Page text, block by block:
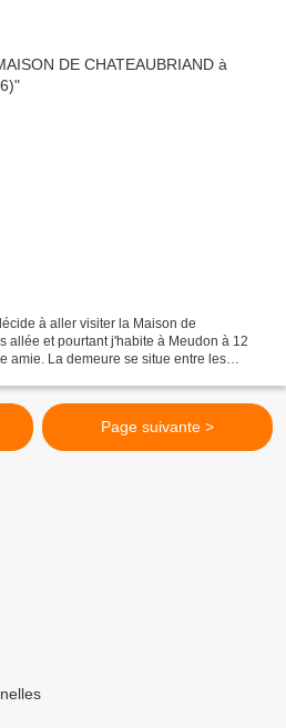
à aller visiter la Maison de
allée et pourtant j'habite à Meudon à 12
amie. La demeure se situe entre les
Page suivante >